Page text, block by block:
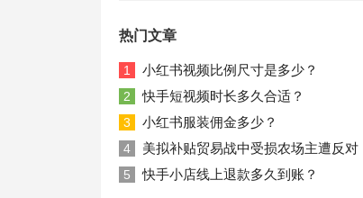
热门文章
1 小红书视频比例尺寸是多少？
2 快手短视频时长多久合适？
3 小红书服装佣金多少？
4 美拟补贴贸易战中受损农场主遭反
5 快手小店线上退款多久到账？